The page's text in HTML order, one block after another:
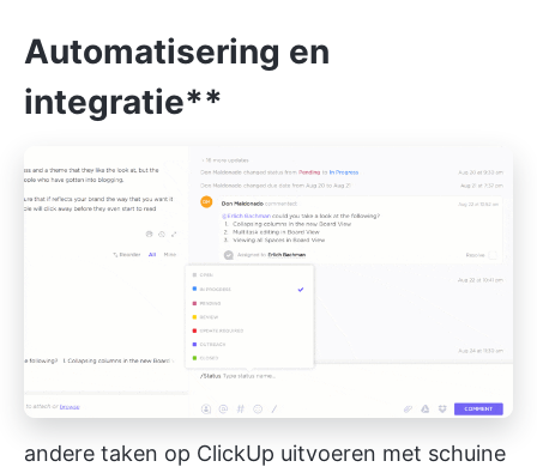
Automatisering en
integratie**
andere taken op ClickUp uitvoeren met schuine